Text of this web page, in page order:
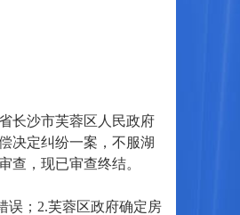
长沙市芙蓉区人民政府
决定纠纷一案，不服湖
查，现已审查终结。
；2.芙蓉区政府确定房